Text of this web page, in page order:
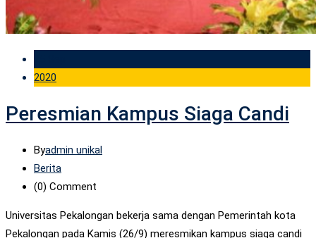
2020
Peresmian Kampus Siaga Candi
Byadmin unikal
Berita
(0) Comment
Universitas Pekalongan bekerja sama dengan Pemerintah kota
Pekalongan pada Kamis (26/9) meresmikan kampus siaga candi